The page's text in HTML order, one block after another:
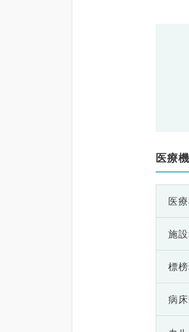
医療
医
施
標
病